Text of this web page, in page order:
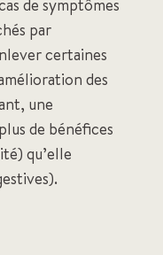
de symptômes
par
certaines
des
une
de bénéfices
qu’elle